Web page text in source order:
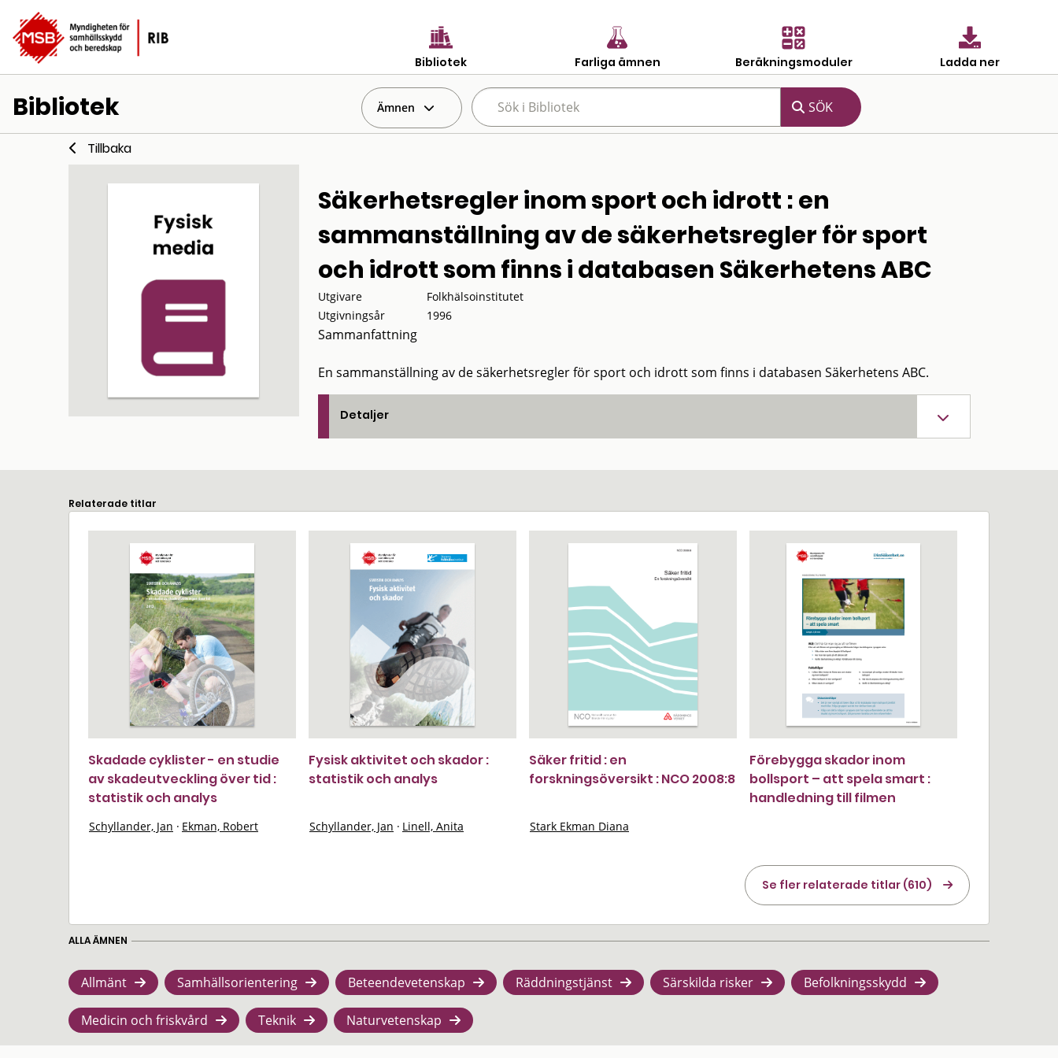
Bibliotek Farliga ämnen Beräkningsmoduler Ladda ner
Bibliotek Ämnen
Tillbaka
Säkerhetsregler inom sport och idrott : en
sammanställning av de säkerhetsregler för sport
och idrott som finns i databasen Säkerhetens ABC
Utgivare
Folkhälsoinstitutet
Utgivningsår
1996
Sammanfattning
En sammanställning av de säkerhetsregler för sport och idrott som finns i databasen Säkerhetens ABC.
Detaljer
Relaterade titlar
Skadade cyklister - en studie
av skadeutveckling över tid :
statistik och analys
Schyllander, Jan · Ekman, Robert
Fysisk aktivitet och skador :
statistik och analys
Schyllander, Jan · Linell, Anita
Säker fritid : en
forskningsöversikt : NCO 2008:8
Stark Ekman Diana
Förebygga skador inom
bollsport – att spela smart :
handledning till filmen
Se fler relaterade titlar (610)
ALLA ÄMNEN
Allmänt Samhällsorientering Beteendevetenskap Räddningstjänst Särskilda risker Befolkningsskydd
Medicin och friskvård Teknik Naturvetenskap